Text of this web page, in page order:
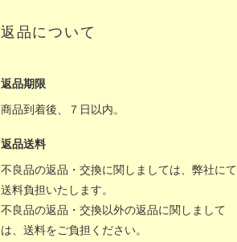
返品について
返品期限
商品到着後、７日以内。
返品送料
不良品の返品・交換に関しましては、弊社にて
送料負担いたします。
不良品の返品・交換以外の返品に関しまして
は、送料をご負担ください。